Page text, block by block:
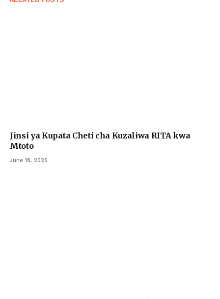
Jinsi ya Kupata Cheti cha Kuzaliwa RITA kwa
Mtoto
June 18, 2026